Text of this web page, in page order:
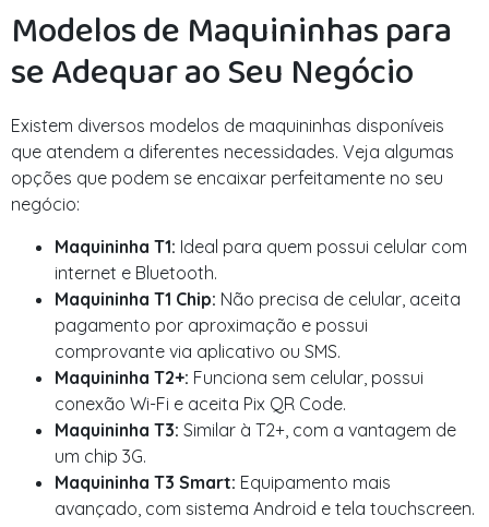
Modelos de Maquininhas para
se Adequar ao Seu Negócio
Existem diversos modelos de maquininhas disponíveis
que atendem a diferentes necessidades. Veja algumas
opções que podem se encaixar perfeitamente no seu
negócio:
Maquininha T1: Ideal para quem possui celular com
internet e Bluetooth.
Maquininha T1 Chip: Não precisa de celular, aceita
pagamento por aproximação e possui
comprovante via aplicativo ou SMS.
Maquininha T2+: Funciona sem celular, possui
conexão Wi-Fi e aceita Pix QR Code.
Maquininha T3: Similar à T2+, com a vantagem de
um chip 3G.
Maquininha T3 Smart: Equipamento mais
avançado, com sistema Android e tela touchscreen.